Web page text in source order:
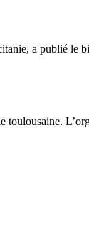
a publié le